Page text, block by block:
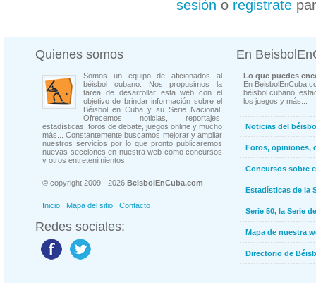
sesión o registrate
Quienes somos
Somos un equipo de aficionados al
béisbol cubano. Nos propusimos la
tarea de desarrollar esta web con el
objetivo de brindar información sobre el
Béisbol en Cuba y su Serie Nacional.
Ofrecemos noticias, reportajes,
estadísticas, foros de debate, juegos online y mucho
más... Constantemente buscamos mejorar y ampliar
nuestros servicios por lo que pronto publicaremos
nuevas secciones en nuestra web como concursos
y otros entretenimientos.
© copyright 2009 - 2026 BeisbolEnCuba.com
Inicio | Mapa del sitio | Contacto
Redes sociales:
En
Lo que puedes
En
béisbol cubano,
los juegos y más...
Noticias del
Foros, opiniones,
Concursos sobre
Estadísticas de la
Serie 50, la Serie
Mapa de nuestra
Directorio de